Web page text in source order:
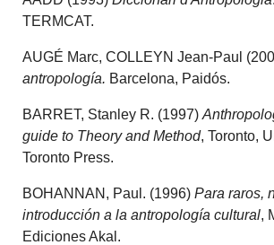
TERMCAT.
AUGÉ Marc, COLLEYN Jean-Paul
antropología. Barcelona, Paidós.
BARRET, Stanley R. (1997)
guide to Theory and Method, Toronto,
Toronto Press.
BOHANNAN, Paul. (1996)Para raros,
introducción a la antropología cultural,
Ediciones Akal.